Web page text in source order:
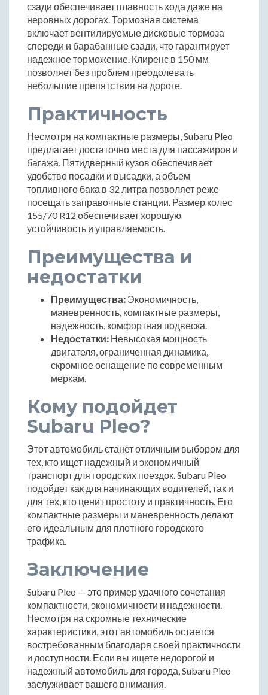
сзади обеспечивает плавность хода даже на
неровных дорогах. Тормозная система
включает вентилируемые дисковые тормоза
спереди и барабанные сзади, что гарантирует
надежное торможение. Клиренс в 150 мм
позволяет без проблем преодолевать
небольшие препятствия на дороге.
Практичность
Несмотря на компактные размеры, Subaru Pleo
предлагает достаточно места для пассажиров и
багажа. Пятидверный кузов обеспечивает
удобство посадки и высадки, а объем
топливного бака в 32 литра позволяет реже
посещать заправочные станции. Размер колес
155/70 R12 обеспечивает хорошую
устойчивость и управляемость.
Преимущества и
недостатки
Преимущества: Экономичность,
маневренность, компактные размеры,
надежность, комфортная подвеска.
Недостатки: Невысокая мощность
двигателя, ограниченная динамика,
скромное оснащение по современным
меркам.
Кому подойдет
Subaru Pleo?
Этот автомобиль станет отличным выбором для
тех, кто ищет надежный и экономичный
транспорт для городских поездок. Subaru Pleo
подойдет как для начинающих водителей, так и
для тех, кто ценит простоту и практичность. Его
компактные размеры и маневренность делают
его идеальным для плотного городского
трафика.
Заключение
Subaru Pleo — это пример удачного сочетания
компактности, экономичности и надежности.
Несмотря на скромные технические
характеристики, этот автомобиль остается
востребованным благодаря своей практичности
и доступности. Если вы ищете недорогой и
надежный автомобиль для города, Subaru Pleo
заслуживает вашего внимания.